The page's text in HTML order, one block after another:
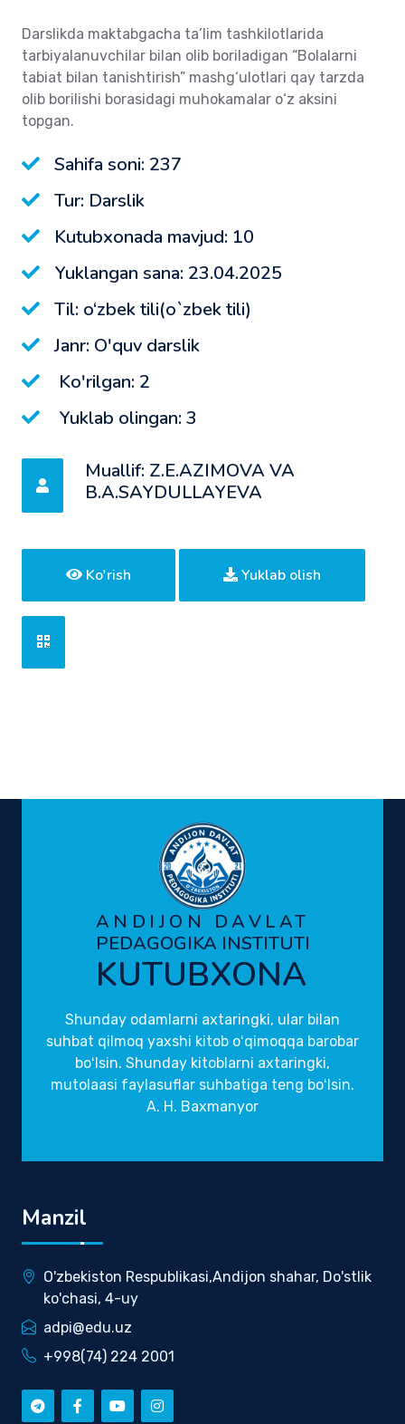
Darslikda maktabgacha ta’lim tashkilotlarida
tarbiyalanuvchilar bilan olib boriladigan “Bolalarni
tabiat bilan tanishtirish” mashg‘ulotlari qay tarzda
olib borilishi borasidagi muhokamalar o‘z aksini
topgan.
Sahifa soni: 237
Tur: Darslik
Kutubxonada mavjud: 10
Yuklangan sana: 23.04.2025
Til: o‘zbek tili(o`zbek tili)
Janr: O'quv darslik
Ko'rilgan: 2
Yuklab olingan: 3
Muallif: Z.E.AZIMOVA VA
B.A.SAYDULLAYEVA
Ko'rish Yuklab olish
ANDIJON DAVLAT
PEDAGOGIKA INSTITUTI
KUTUBXONA
Shunday odamlarni axtaringki, ular bilan
suhbat qilmoq yaxshi kitob oʻqimoqqa barobar
boʻlsin. Shunday kitoblarni axtaringki,
mutolaasi faylasuflar suhbatiga teng boʻlsin.
A. H. Baxmanyor
Manzil
O'zbekiston Respublikasi,Andijon shahar, Do'stlik
ko'chasi, 4-uy
adpi@edu.uz
+998(74) 224 2001